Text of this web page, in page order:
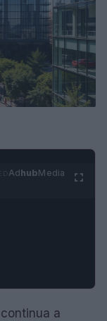
AdhubMedia
a